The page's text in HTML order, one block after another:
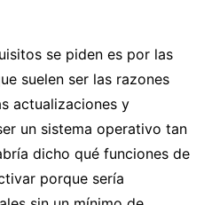
se piden es por las
suelen ser las razones
actualizaciones y
un sistema operativo tan
dicho qué funciones de
porque sería